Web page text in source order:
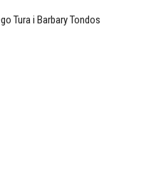
Tura i Barbary Tondos